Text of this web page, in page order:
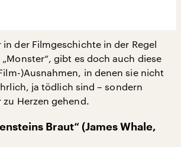
der Filmgeschichte in der Regel
gibt es doch auch diese
)Ausnahmen, in denen sie nicht
ja tödlich sind – sondern
Herzen gehend.
Braut“ (James Whale,